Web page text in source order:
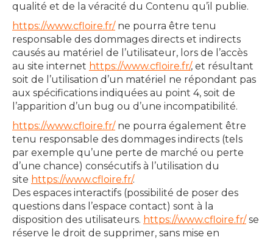
qualité et de la véracité du Contenu qu’il publie.
https://www.cfloire.fr/ne pourra être tenu
responsable des dommages directs et indirects
causés au matériel de l’utilisateur, lors de l’accès
au site internet https://www.cfloire.fr/, et résultant
soit de l’utilisation d’un matériel ne répondant pas
aux spécifications indiquées au point 4, soit de
l’apparition d’un bug ou d’une incompatibilité.
https://www.cfloire.fr/ne pourra également être
tenu responsable des dommages indirects (tels
par exemple qu’une perte de marché ou perte
d’une chance) consécutifs à l’utilisation du
site https://www.cfloire.fr/.
Des espaces interactifs (possibilité de poser des
questions dans l’espace contact) sont à la
disposition des utilisateurs. https://www.cfloire.fr/se
réserve le droit de supprimer, sans mise en